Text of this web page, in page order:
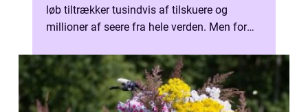
løb tiltrækker tusindvis af tilskuere og
millioner af seere fra hele verden. Men for